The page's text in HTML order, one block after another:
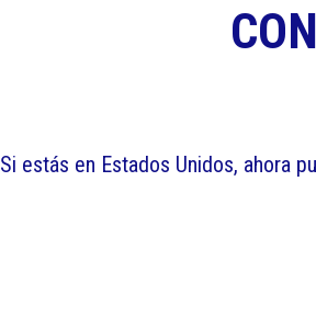
Si estás en Estados Unidos, ahora